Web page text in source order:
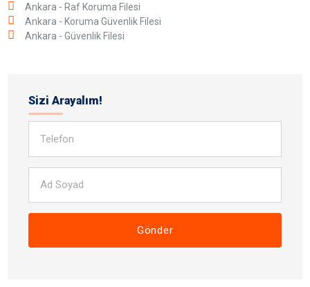
Ankara - Raf Koruma Filesi
Ankara - Koruma Güvenlik Filesi
Ankara - Güvenlik Filesi
Sizi Arayalım!
Gönder